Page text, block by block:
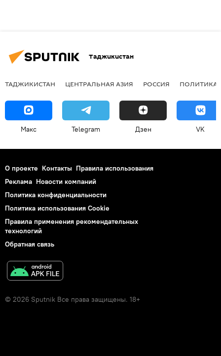
Таджикистан
ТАДЖИКИСТАН ЦЕНТРАЛЬНАЯ АЗИЯ РОССИЯ ПОЛИТИКА
Макс Telegram Дзен VK
О проекте Контакты Правила использования
Реклама Новости компаний
Политика конфиденциальности
Политика использования Cookie
Правила применения рекомендательных
технологий
Обратная связь
© 2026 Sputnik Все права защищены. 18+